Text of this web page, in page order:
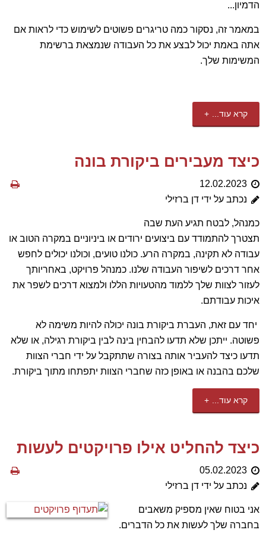
הדמיון...
במאמר זה, נסקור כמה טריגרים פשוטים לשימוש כדי לראות אם
אתה באמת יכול לבצע את כל העבודה שנמצאת ברשימת
המשימות שלך.
קרא עוד...
כיצד מעבירים ביקורת בונה
12.02.2023
נכתב על ידי דן ברזילי
כמנהל, לבטח תגיע העת שבה
תצטרך להתמודד עם ביצועים ירודים או ביניוניים במקרה הטוב או
עבודה לא תקינה, במקרה הרע. כולנו טועים, וכולנו יכולים לחפש
אחר דרכים לשיפור העבודה שלנו. כמנהל פרויקט, באחריותך
לעזור לצוות שלך ללמוד מהטעויות הללו ולמצוא דרכים לשפר את
איכות עבודתם.
יחד עם זאת, העברת ביקורת בונה יכולה להיות משימה לא
פשוטה. ייתכן שלא תדעו להבחין בינה לבין ביקורת רגילה, או שלא
תדעו כיצד להעביר אותה בצורה שתתקבל על ידי חברי הצוות
שלכם בהבנה או באופן כזה שחברי הצוות יתפתחו מתוך ביקורת.
קרא עוד...
כיצד להחליט אילו פרויקטים לעשות
05.02.2023
נכתב על ידי דן ברזילי
אני בטוח שאין מספיק משאבים
בחברה שלך לעשות את כל הדברים.